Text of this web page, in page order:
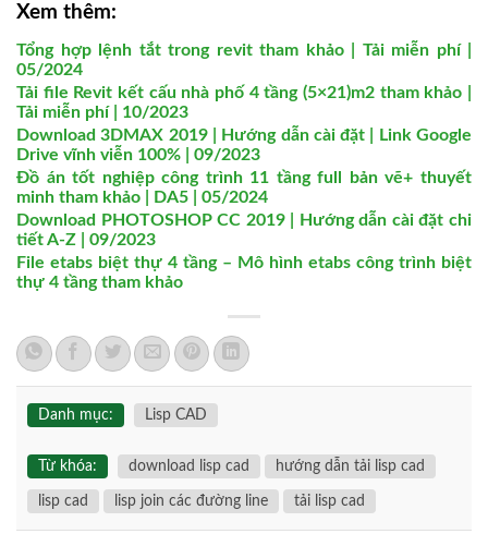
Xem thêm:
Tổng hợp lệnh tắt trong revit tham khảo | Tải miễn phí |
05/2024
Tải file Revit kết cấu nhà phố 4 tầng (5×21)m2 tham khảo |
Tải miễn phí | 10/2023
Download 3DMAX 2019 | Hướng dẫn cài đặt | Link Google
Drive vĩnh viễn 100% | 09/2023
Đồ án tốt nghiệp công trình 11 tầng full bản vẽ+ thuyết
minh tham khảo | DA5 | 05/2024
Download PHOTOSHOP CC 2019 | Hướng dẫn cài đặt chi
tiết A-Z | 09/2023
File etabs biệt thự 4 tầng – Mô hình etabs công trình biệt
thự 4 tầng tham khảo
Danh mục: Lisp CAD
Từ khóa: download lisp cad hướng dẫn tải lisp cad
lisp cad lisp join các đường line tải lisp cad